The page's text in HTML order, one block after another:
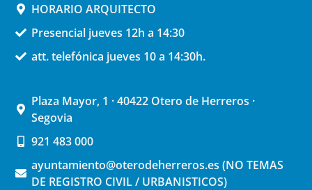
HORARIO ARQUITECTO
Presencial jueves 12h a 14:30
att. telefónica jueves 10 a 14:30h.
Plaza Mayor, 1 · 40422 Otero de Herreros ·
Segovia
921 483 000
ayuntamiento@oterodeherreros.es (NO TEMAS
DE REGISTRO CIVIL / URBANISTICOS)